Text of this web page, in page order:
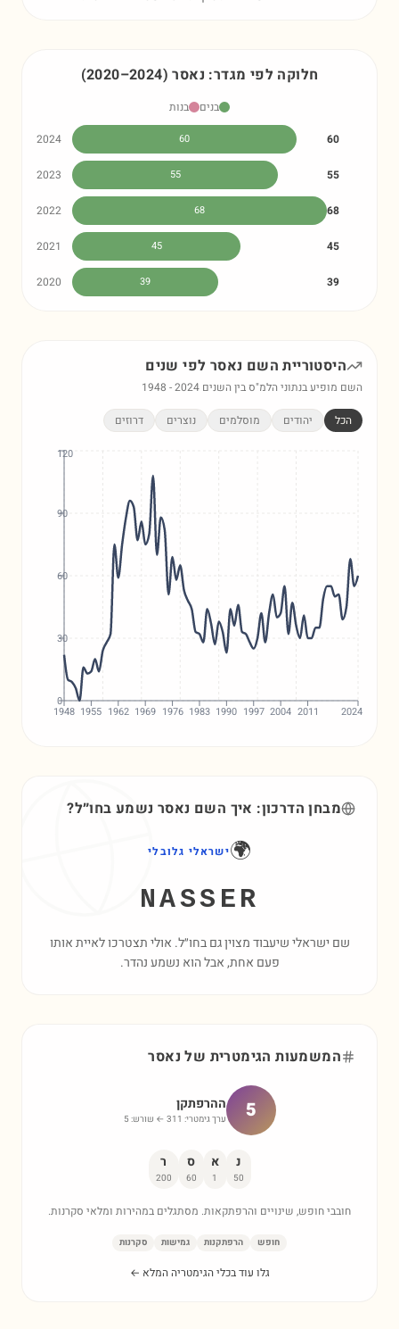
חלוקה לפי מגדר: נאסר (2020–2024)
בנים
בנות
2024
60 60
2023 55 55
2022 68 68
2021 45 45
2020 39 39
היסטוריית השם נאסר לפי שנים
השם מופיע בנתוני הלמ"ס בין השנים 1948 -2024
הכל יהודים מוסלמים נוצרים דרוזים
1948 1955 1962 1969 1976 1983 1990 1997 2004 2011 2024
0
30
60
90
120
מבחן הדרכון: איך השם נאסר נשמע בחו״ל?
🌍ישראלי גלובלי
NASSER
שם ישראלי שיעבוד מצוין גם בחו״ל. אולי תצטרכו לאיית אותו
פעם אחת, אבל הוא נשמע נהדר.
המשמעות הגימטרית של נאסר
5 ההרפתקן
ערך גימטרי: 311 ← שורש: 5
נ
50
א
1
ס
60
ר
200
חובבי חופש, שינויים והרפתקאות. מסתגלים במהירות ומלאי סקרנות.
חופש הרפתקנות גמישות סקרנות
גלו עוד בכלי הגימטריה המלא ←